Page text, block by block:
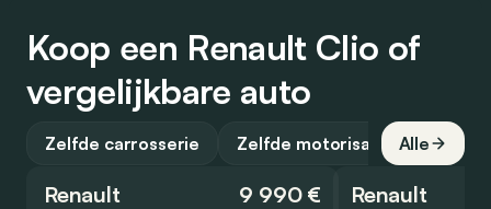
Koop een Renault Clio of
vergelijkbare auto
Zelfde carrosserie Zelfde motorisatie Alle
Renault
9 990 €
Renault